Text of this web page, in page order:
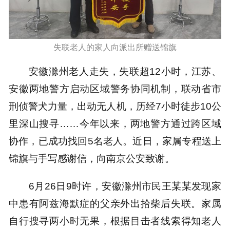
失联老人的家人向派出所赠送锦旗
安徽滁州老人走失，失联超12小时，江苏、
安徽两地警方启动区域警务协同机制，联动省市
刑侦警犬力量，出动无人机，历经7小时徒步10公
里深山搜寻……今年以来，两地警方通过跨区域
协作，已成功找回5名老人。近日，家属专程送上
锦旗与手写感谢信，向南京公安致谢。
6月26日9时许，安徽滁州市民王某某发现家
中患有阿兹海默症的父亲外出拾柴后失联。家属
自行搜寻两小时无果，根据目击者线索得知老人